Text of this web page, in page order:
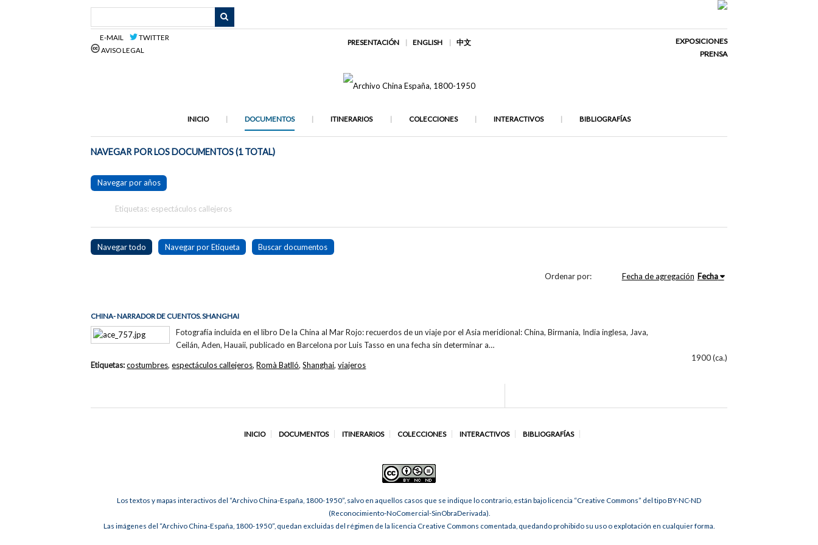
E-MAIL
TWITTER
AVISO LEGAL
PRESENTACIÓN ENGLISH 中文
EXPOSICIONES
PRENSA
INICIO DOCUMENTOS ITINERARIOS COLECCIONES INTERACTIVOS BIBLIOGRAFÍAS
NAVEGAR POR LOS DOCUMENTOS (1 TOTAL)
Navegar por años
Etiquetas: espectáculos callejeros
Navegar todo Navegar por Etiqueta Buscar documentos
Ordenar por: Fecha de agregación Fecha
CHINA- NARRADOR DE CUENTOS. SHANGHAI
Fotografía incluida en el libro De la China al Mar Rojo: recuerdos de un viaje por el Asia meridional: China, Birmania, India inglesa, Java,
Ceilán, Aden, Hauaii, publicado en Barcelona por Luis Tasso en una fecha sin determinar a…
1900 (ca.)
Etiquetas:costumbres,espectáculos callejeros,Romà Batlló,Shanghai,viajeros
INICIO DOCUMENTOS ITINERARIOS COLECCIONES INTERACTIVOS BIBLIOGRAFÍAS
Los textos y mapas interactivos del “Archivo China-España, 1800-1950”, salvo en aquellos casos que se indique lo contrario, están bajo licencia “Creative Commons” del tipo BY-NC-ND
(Reconocimiento-NoComercial-SinObraDerivada).
Las imágenes del “Archivo China-España, 1800-1950”, quedan excluidas del régimen de la licencia Creative Commons comentada, quedando prohibido su uso o explotación en cualquier forma.